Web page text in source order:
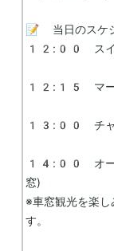
📝 当日のスケ
12:00　スイソ
12:15　マー
13:00　チャ
14:00　オー
窓)
※車窓観光を楽し
す。